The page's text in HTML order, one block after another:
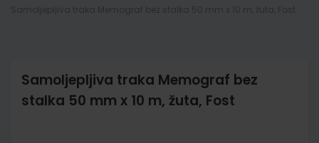
Samoljepljiva traka Memograf bez
stalka 50 mm x 10 m, žuta, Fost